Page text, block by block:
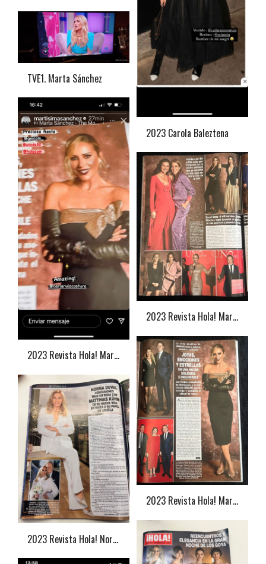
2023 Carola Baleztena
TVE1. Marta Sánchez
2023 Revista Hola! Marta Sánchez
2023 Revista Hola! Marta Sánchez
2023 Revista Hola! Marta Sánchez
2023 Revista Hola! Norma Duval